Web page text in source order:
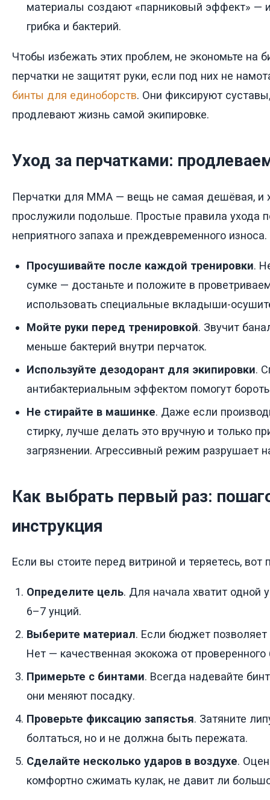
материалы создают «парниковый эффект» —
грибка и бактерий.
Чтобы избежать этих проблем, не экономьте на
перчатки не защитят руки, если под них не
бинты для единоборств. Они фиксируют
продлевают жизнь самой экипировке.
Уход за перчатками:
Перчатки для ММА — вещь не самая дешёвая, и
прослужили подольше. Простые правила ухода
неприятного запаха и преждевременного износа.
Просушивайте после каждой тренировки.
сумке — достаньте и положите в
использовать специальные вкладыши-
Мойте руки перед тренировкой. Звучит
меньше бактерий внутри перчаток.
Используйте дезодорант для экипировки.
антибактериальным эффектом помогут
Не стирайте в машинке. Даже если
стирку, лучше делать это вручную и только
загрязнении. Агрессивный режим разрушает
Как выбрать первый раз:
инструкция
Если вы стоите перед витриной и теряетесь, вот
Определите цель. Для начала хватит одной
6–7 унций.
Выберите материал. Если бюджет
Нет — качественная экокожа от проверенного
Примерьте с бинтами. Всегда надевайте
они меняют посадку.
Проверьте фиксацию запястья. Затяните
болтаться, но и не должна быть пережата.
Сделайте несколько ударов в воздухе.
комфортно сжимать кулак, не давит ли